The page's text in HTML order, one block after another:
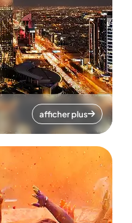
afficher plus